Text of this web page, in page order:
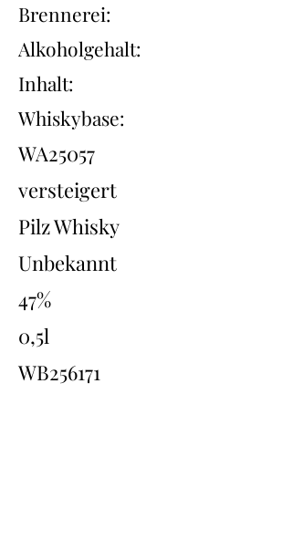
Brennerei:
Alkoholgehalt:
Inhalt:
Whiskybase:
WA25057
versteigert
Pilz Whisky
Unbekannt
47%
0,5l
WB256171